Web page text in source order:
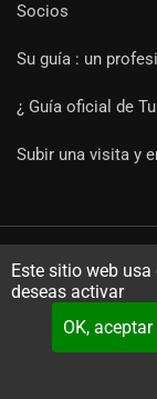
Este sitio web
deseas activar
OK,
Socios
Su guía : un
¿ Guía oficial de
Subir una visita y
Copyright